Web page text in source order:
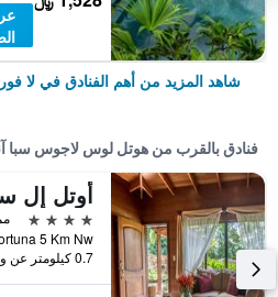
شاهد المزيد من أهم الفنادق في لا
فنادق بالقرب من هوتل لوس لاجوس سبا
4 نجوم
0.7 كيلومتر عن وسط المدينة